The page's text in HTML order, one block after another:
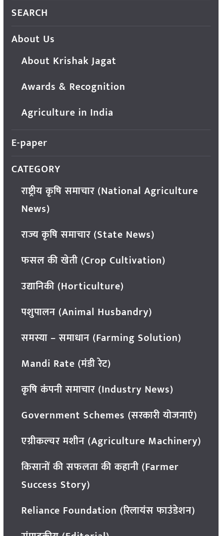
SEARCH
About Us
About Krishak Jagat
Awards & Recognition
Agriculture in India
E-paper
CATEGORY
राष्ट्रीय कृषि समाचार (National Agriculture
News)
राज्य कृषि समाचार (State News)
फसल की खेती (Crop Cultivation)
उद्यानिकी (Horticulture)
पशुपालन (Animal Husbandry)
समस्या – समाधान (Farming Solution)
Mandi Rate (मंडी रेट)
कृषि कंपनी समाचार (Industry News)
Government Schemes (सरकारी योजनाएं)
एग्रीकल्चर मशीन (Agriculture Machinery)
किसानों की सफलता की कहानी (Farmer
Success Story)
Reliance Foundation (रिलायंस फाउंडेशन)